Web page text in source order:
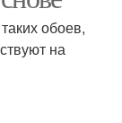
обоев,
на